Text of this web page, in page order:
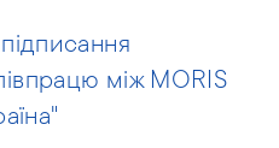
між MORIS